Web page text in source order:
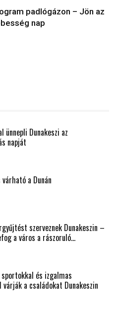
padlógázon – Jön az
nap
ünnepli Dunakeszi az
napját
a Dunán
szerveznek Dunakeszin –
a város a rászoruló...
és izgalmas
várják a családokat Dunakeszin